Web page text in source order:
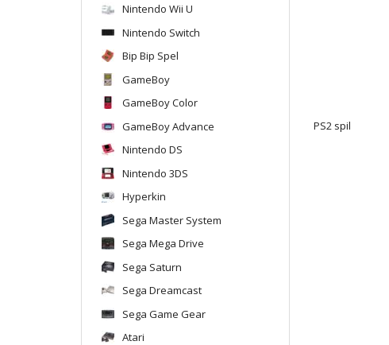
Nintendo Wii U
Nintendo Switch
Bip Bip Spel
GameBoy
GameBoy Color
GameBoy Advance
Nintendo DS
Nintendo 3DS
Hyperkin
Sega Master System
Sega Mega Drive
Sega Saturn
Sega Dreamcast
Sega Game Gear
Atari
PS2 spil